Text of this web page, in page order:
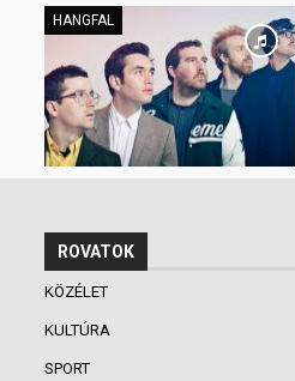
HANGFAL
ROVATOK
KÖZÉLET
KULTÚRA
SPORT